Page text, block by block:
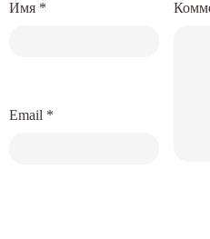
Имя *
Email *